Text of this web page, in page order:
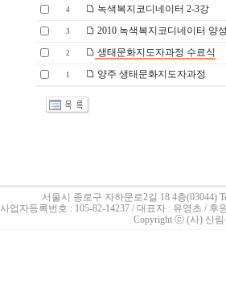
4 녹색복지코디네이터 2-3강
3 2010 녹색복지코디네이터 양
2 생태문화지도자과정 수료식
1 양주 생태문화지도자과정
서울시 종로구 자하문로2길 18 4층(03044)
사업자등록번호 : 105-82-14237 / 대표자 : 유영초 /
Copyright ⓒ (사) 산림